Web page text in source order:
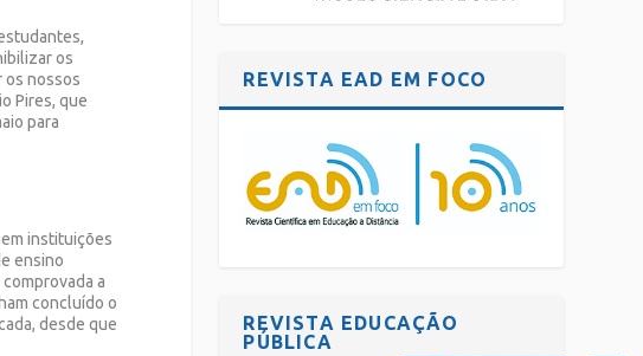
os
os nossos
Pires, que
para
instituições
ensino
a
concluído o
desde que
REVISTA EAD EM FOCO
REVISTA EDUCAÇÃO
PÚBLICA